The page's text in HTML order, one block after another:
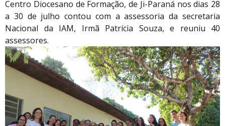
Centro Diocesano de Formação, de Ji-Paraná nos dias 28
a 30 de julho contou com a assessoria da secretaria
Nacional da IAM, Irmã Patrícia Souza, e reuniu 40
assessores.